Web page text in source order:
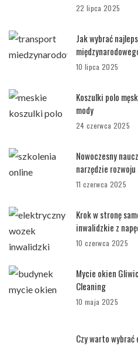
22 lipca 2025
Jak wybrać
10 lipca 2025
Koszulki polo
mody
24 czerwca 2025
Nowoczesny
narzędzie
11 czerwca 2025
Krok w stronę
inwalidzkie z
10 czerwca 2025
Mycie okien
Cleaning
10 maja 2025
Czy warto